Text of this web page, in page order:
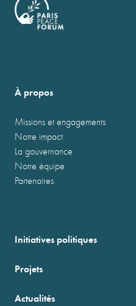
À propos
Missions et engagements
Notre impact
La gouvernance
Notre équipe
Partenaires
Initiatives politiques
Projets
Actualités